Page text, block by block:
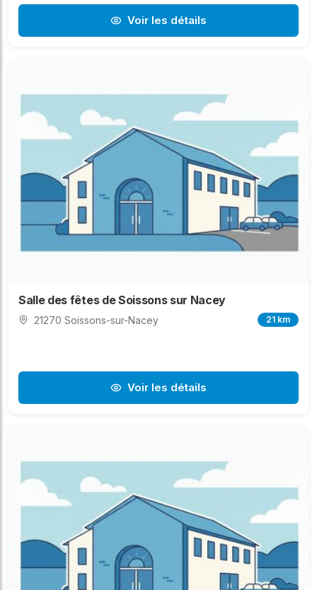
Voir les détails
Salle des fêtes de Soissons sur Nacey
21270 Soissons-sur-Nacey 21 km
Voir les détails